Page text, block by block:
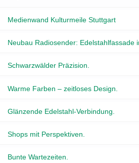
Medienwand Kulturmeile Stuttgart
Neubau Radiosender: Edelstahlfassade
Schwarzwälder Präzision.
Warme Farben – zeitloses Design.
Glänzende Edelstahl-Verbindung.
Shops mit Perspektiven.
Bunte Wartezeiten.